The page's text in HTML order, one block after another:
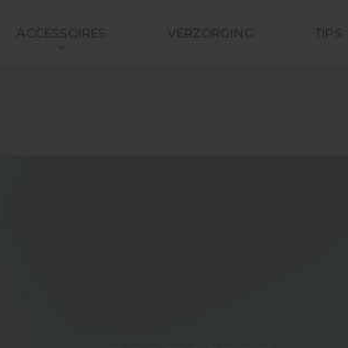
ACCESSOIRES VERZORGING TIPS